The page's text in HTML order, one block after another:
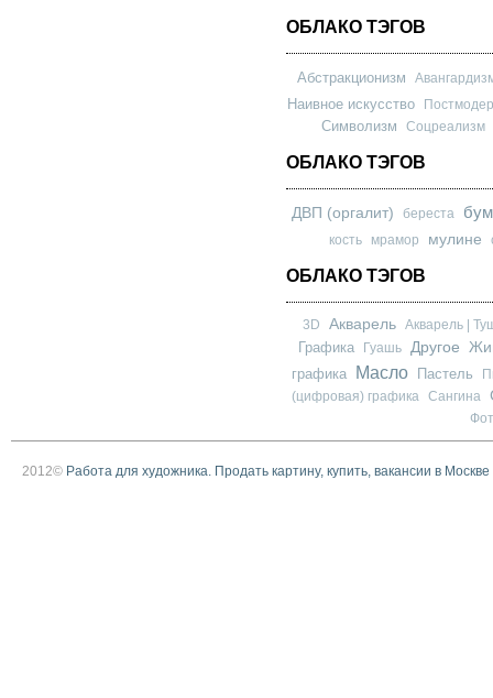
ОБЛАКО ТЭГОВ
Абстракционизм
Наивное искусство
Символизм Соцреализм
ОБЛАКО ТЭГОВ
ДВП (оргалит) береста
кость мрамор мулине
ОБЛАКО ТЭГОВ
3D Акварель Акварель |
Графика Гуашь Другое
графика
Масло Пастель
(цифровая) графика
Сангина
2012© Работа для художника. Продать картину, купить, вакансии в Москве